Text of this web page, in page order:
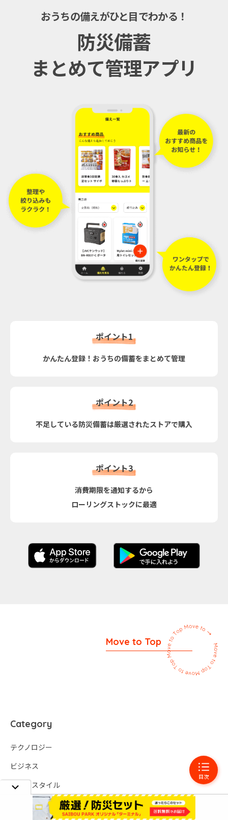
目次
おうちの備えがひと目でわかる！
防災備蓄
まとめて管理アプリ
ポイント1
かんたん登録！おうちの備蓄をまとめて管理
ポイント2
不足している防災備蓄は厳選されたストアで購入
ポイント3
消費期限を通知するから
ローリングストックに最適
Move to Top
Category
テクノロジー
ビジネス
ライフスタイル
レビュー